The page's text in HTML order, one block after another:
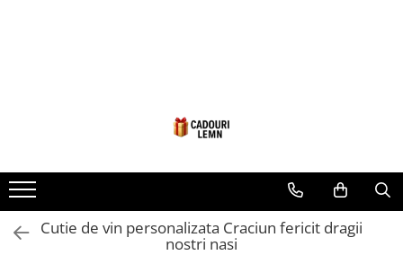
Cadouri Nasi
Tablou
Numere și Plăcuțe pentru Casă
1-8 Martie
Cutie de vin personalizata Craciun fericit dragii
nostri nasi